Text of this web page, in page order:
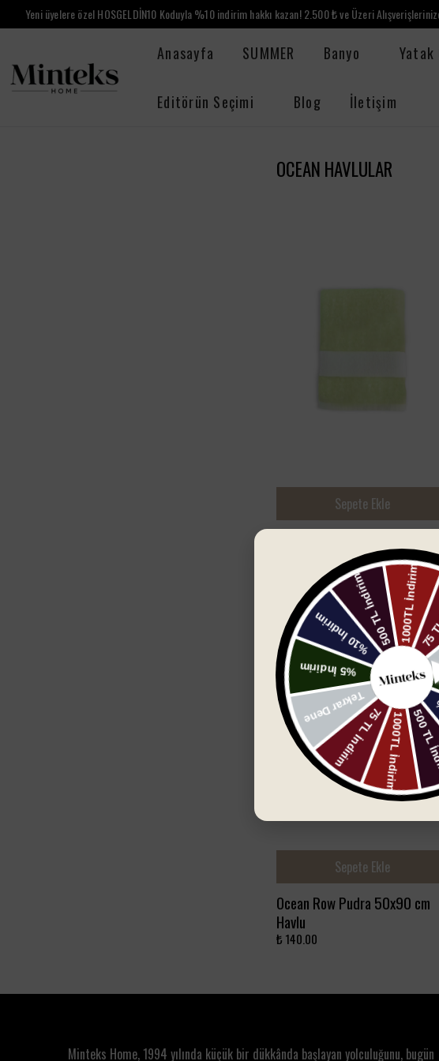
Yeni üyelere özel HOSGELDİN10 Koduyla %10 indirim hakkı kazan! 2.500 ₺ ve Üzeri
Anasayfa SUMMER Banyo Yatak
Editörün Seçimi Blog İletişim
OCEAN HAVLULAR
Sepete Ekle
₺ 140.00
Sepete Ekle
Ocean Row Pudra 50x90 cm
Havlu
₺ 140.00
Minteks Home, 1994 yılında küçük bir dükkânda başlayan yolculuğunu, bugün